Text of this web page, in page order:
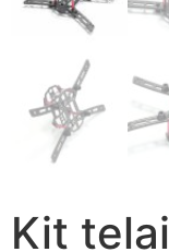
Kit